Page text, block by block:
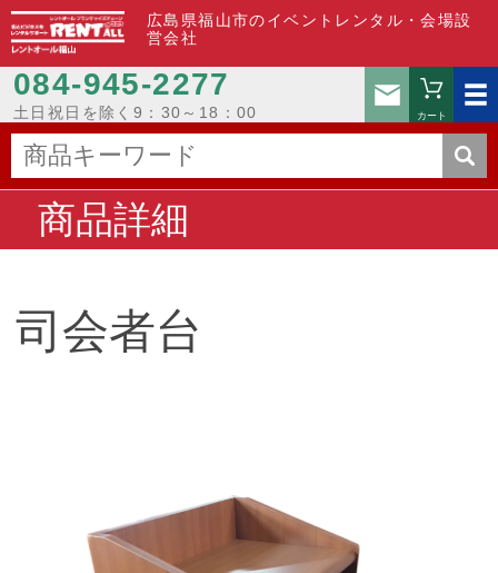
広島県福山市のイベントレンタル・会場設
営会社
084-945-2277
土日祝日を除く9：30～18：00
お問い
カート
商品詳細
司会者台